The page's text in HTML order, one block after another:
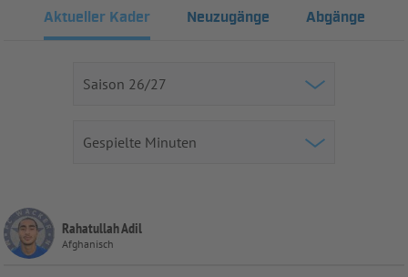
Aktueller Kader Neuzugänge Abgänge
Rahatullah Adil
Afghanisch